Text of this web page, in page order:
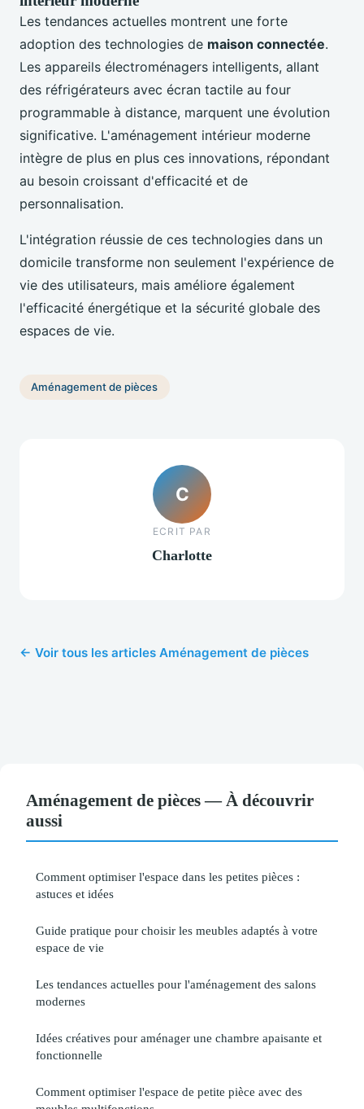
Les tendances actuelles montrent une forte
adoption des technologies de maison connectée.
Les appareils électroménagers intelligents, allant
des réfrigérateurs avec écran tactile au four
programmable à distance, marquent une évolution
significative. L'aménagement intérieur moderne
intègre de plus en plus ces innovations, répondant
au besoin croissant d'efficacité et de
personnalisation.
L'intégration réussie de ces technologies dans un
domicile transforme non seulement l'expérience de
vie des utilisateurs, mais améliore également
l'efficacité énergétique et la sécurité globale des
espaces de vie.
Aménagement de pièces
C
ECRIT PAR
Charlotte
← Voir tous les articles Aménagement de pièces
Aménagement de pièces — À découvrir
aussi
Comment optimiser l'espace dans les petites pièces :
astuces et idées
Guide pratique pour choisir les meubles adaptés à votre
espace de vie
Les tendances actuelles pour l'aménagement des salons
modernes
Idées créatives pour aménager une chambre apaisante et
fonctionnelle
Comment optimiser l'espace de petite pièce avec des